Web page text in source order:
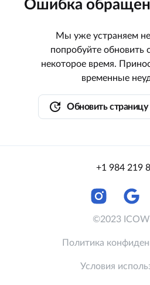
Ошибка
Мы уже устраняем
попробуйте обновить
некоторое время.
временные
update Обновить страницу
+1 984 219
©2023
Политика
Условия